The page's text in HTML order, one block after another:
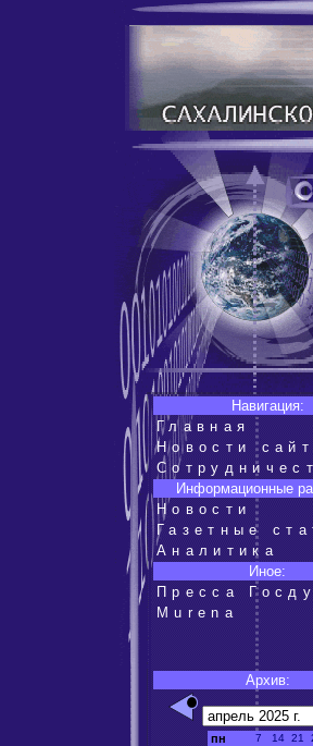
Навигация:
Главная
Новости
Информационные
Новости
Газетные
Аналитика
Иное:
Пресса
Murena
Архив:
пн 7 14 21